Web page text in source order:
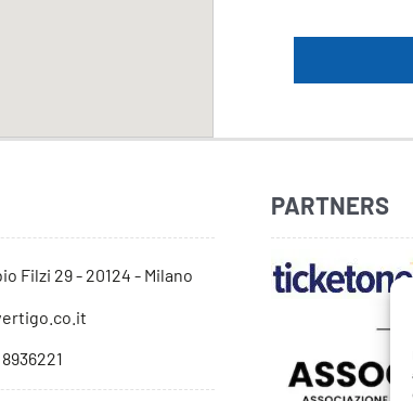
Filzi 29 - 20124 - Milano
PARTNERS